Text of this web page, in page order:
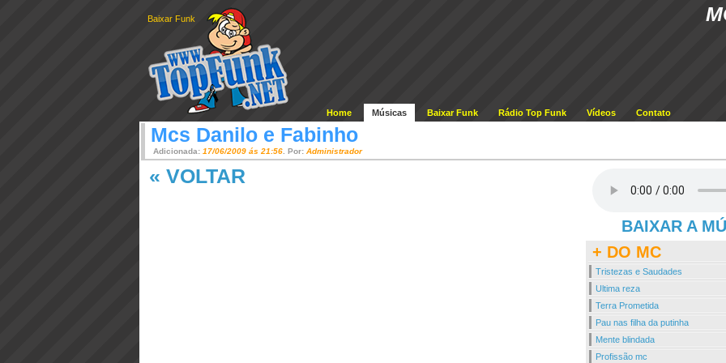
Baixar Funk
Home Músicas Baixar Funk Rádio Top Funk Vídeos Contato
Mcs Danilo e Fabinho
Adicionada: 17/06/2009 ás 21:56 . Por: Administrador
BAIXAR A
+ DO MC
Tristezas e Saudades
Ultima reza
Terra Prometida
Pau nas filha da putinha
Mente blindada
Profissão mc
« VOLTAR